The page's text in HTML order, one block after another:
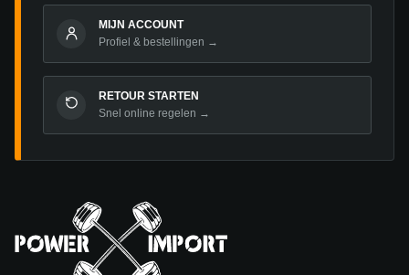
MIJN ACCOUNT
Profiel & bestellingen →
RETOUR STARTEN
Snel online regelen →